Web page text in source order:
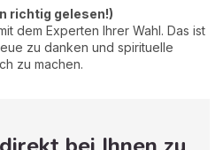
richtig gelesen!)
dem Experten Ihrer Wahl. Das ist
zu danken und spirituelle
zu machen.